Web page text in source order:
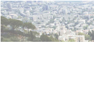
לחץ
כאן
לחץ
כדי